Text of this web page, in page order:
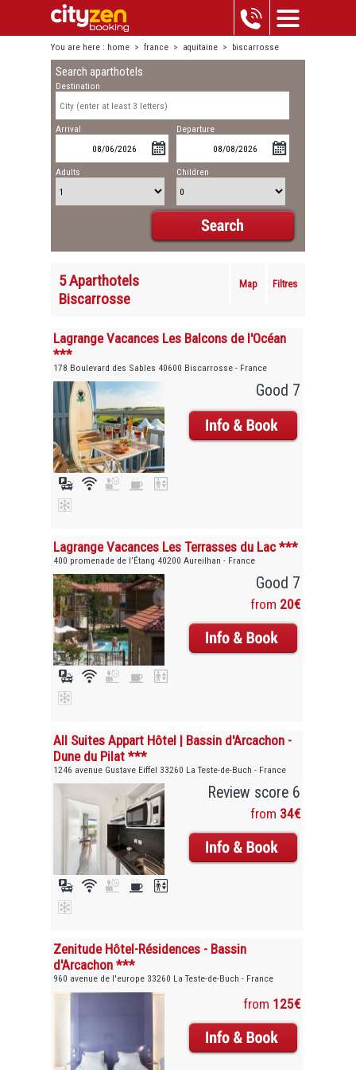
You are here : home > france > aquitaine > biscarrosse
Search aparthotels
Destination
Arrival Departure
Adults Children
5 Aparthotels
Biscarrosse
Map Filtres
Lagrange Vacances Les Balcons de l'Océan
***
178 Boulevard des Sables 40600 Biscarrosse - France
Good 7
Lagrange Vacances Les Terrasses du Lac ***
400 promenade de l’Étang 40200 Aureilhan - France
Good 7
from 20€
All Suites Appart Hôtel | Bassin d'Arcachon -
Dune du Pilat ***
1246 avenue Gustave Eiffel 33260 La Teste-de-Buch - France
Review score 6
from 34€
Zenitude Hôtel-Résidences - Bassin
d'Arcachon ***
960 avenue de l'europe 33260 La Teste-de-Buch - France
from 125€